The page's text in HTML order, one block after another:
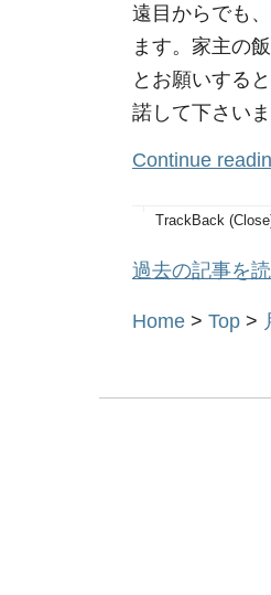
遠目からでも
ます。家主の
とお願いする
諾して下さいま
Continue
TrackBack
過去の記事を
Home > Top >